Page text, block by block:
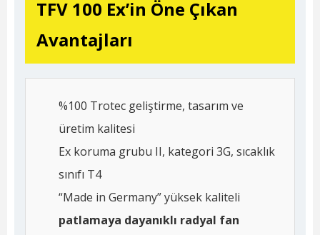
TFV 100 Ex’in Öne Çıkan
Avantajları
%100 Trotec geliştirme, tasarım ve
üretim kalitesi
Ex koruma grubu II, kategori 3G, sıcaklık
sınıfı T4
“Made in Germany” yüksek kaliteli
patlamaya dayanıklı radyal fan